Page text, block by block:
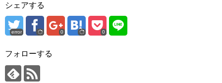
シェアする
error 0 0
フォローする